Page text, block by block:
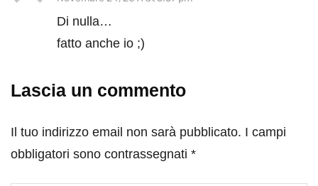
Di nulla…
fatto anche io ;)
Lascia un commento
Il tuo indirizzo email non sarà pubblicato. I campi
obbligatori sono contrassegnati *